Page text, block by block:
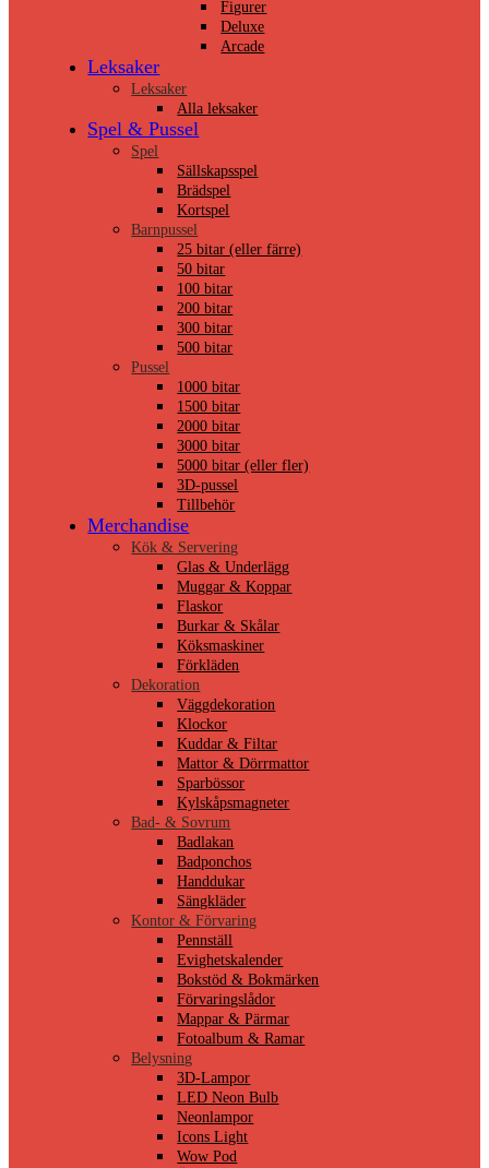
Figurer
Deluxe
Arcade
Leksaker
Leksaker
Alla leksaker
Spel & Pussel
Spel
Sällskapsspel
Brädspel
Kortspel
Barnpussel
25 bitar (eller färre)
50 bitar
100 bitar
200 bitar
300 bitar
500 bitar
Pussel
1000 bitar
1500 bitar
2000 bitar
3000 bitar
5000 bitar (eller fler)
3D-pussel
Tillbehör
Merchandise
Kök & Servering
Glas & Underlägg
Muggar & Koppar
Flaskor
Burkar & Skålar
Köksmaskiner
Förkläden
Dekoration
Väggdekoration
Klockor
Kuddar & Filtar
Mattor & Dörrmattor
Sparbössor
Kylskåpsmagneter
Bad- & Sovrum
Badlakan
Badponchos
Handdukar
Sängkläder
Kontor & Förvaring
Pennställ
Evighetskalender
Bokstöd & Bokmärken
Förvaringslådor
Mappar & Pärmar
Fotoalbum & Ramar
Belysning
3D-Lampor
LED Neon Bulb
Neonlampor
Icons Light
Wow Pod